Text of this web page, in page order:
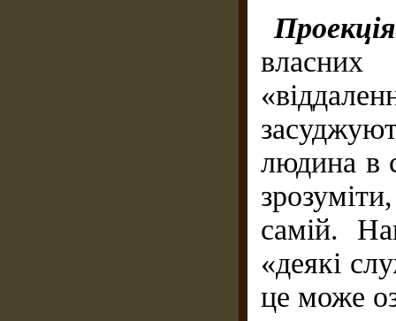
власних
людина в
самій.
«деякі
це може